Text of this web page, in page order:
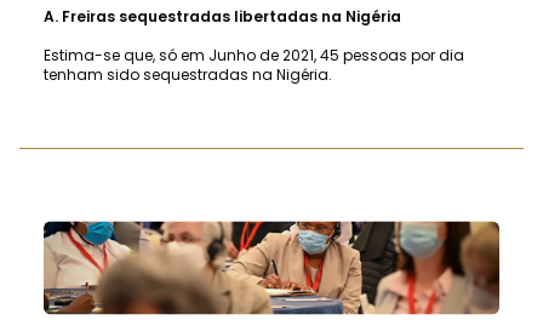
A. Freiras sequestradas libertadas na Nigéria
Estima-se que, só em Junho de 2021, 45 pessoas por dia
tenham sido sequestradas na Nigéria.